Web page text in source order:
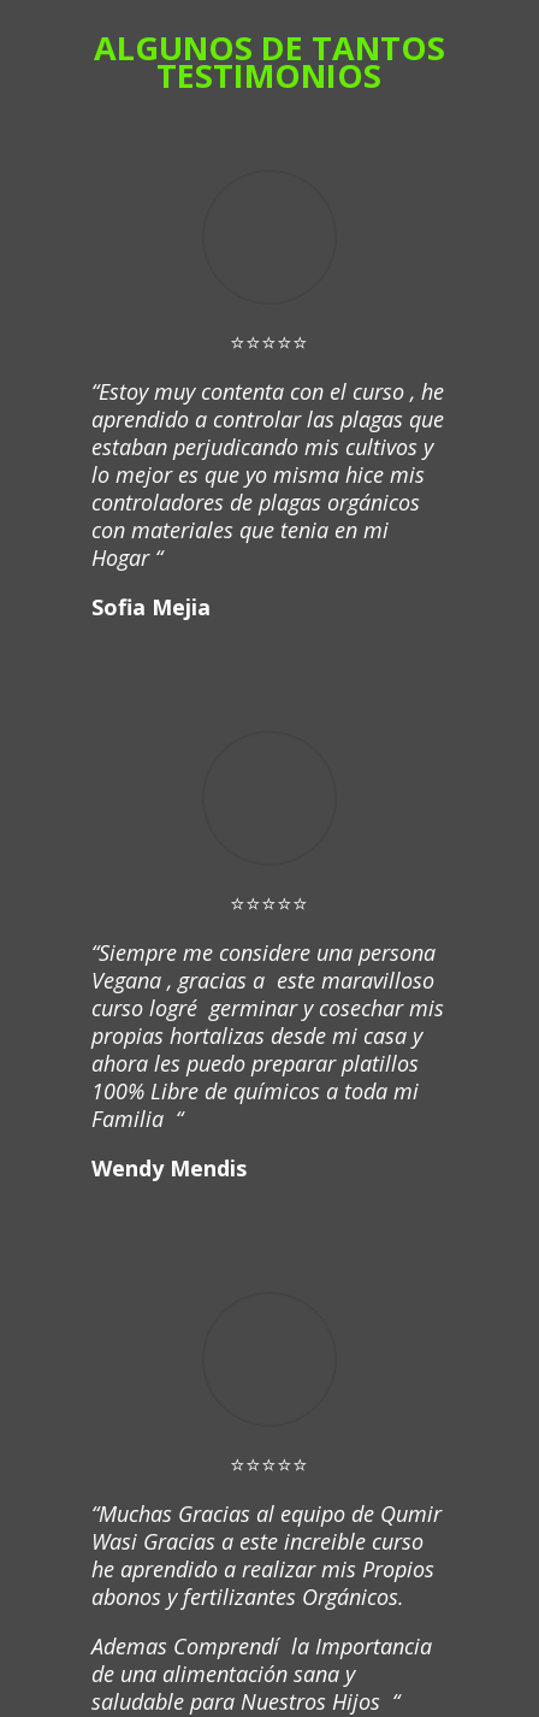
ALGUNOS DE TANTOS
TESTIMONIOS
⭐⭐⭐⭐⭐
“Estoy muy contenta con el curso , he
aprendido a controlar las plagas que
estaban perjudicando mis cultivos y
lo mejor es que yo misma hice mis
controladores de plagas orgánicos
con materiales que tenia en mi
Hogar “
Sofia Mejia
⭐⭐⭐⭐⭐
“Siempre me considere una persona
Vegana , gracias a este maravilloso
curso logré germinar y cosechar mis
propias hortalizas desde mi casa y
ahora les puedo preparar platillos
100% Libre de químicos a toda mi
Familia “
Wendy Mendis
⭐⭐⭐⭐⭐
“Muchas Gracias al equipo de Qumir
Wasi Gracias a este increible curso
he aprendido a realizar mis Propios
abonos y fertilizantes Orgánicos.
Ademas Comprendí la Importancia
de una alimentación sana y
saludable para Nuestros Hijos “